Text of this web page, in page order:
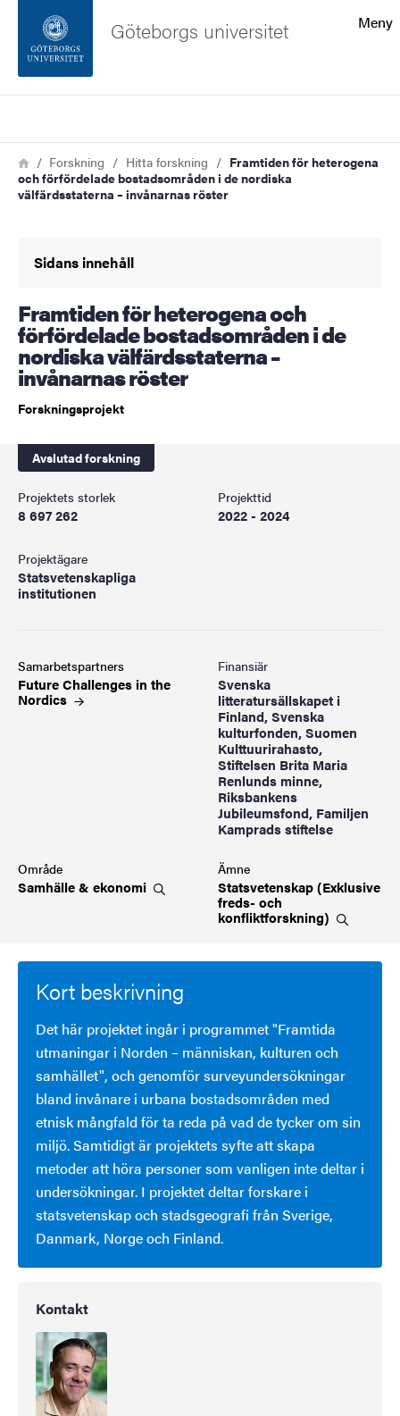
Sidfoten
Om webbplatsen
Meny
Göteborgs universitet
Länkstig
HemForskning Hitta forskning
Framtiden för heterogena
och förfördelade bostadsområden i de nordiska
välfärdsstaterna – invånarnas röster
Sidans innehåll
Framtiden för heterogena och
förfördelade bostadsområden i de
nordiska välfärdsstaterna –
invånarnas röster
Forskningsprojekt
Avslutad forskning
Projektets storlek
8 697 262
Projekttid
2022 - 2024
Projektägare
Statsvetenskapliga
institutionen
Samarbetspartners
Future Challenges in the
Nordics
Finansiär
Svenska
litteratursällskapet i
Finland, Svenska
kulturfonden, Suomen
Kulttuurirahasto,
Stiftelsen Brita Maria
Renlunds minne,
Riksbankens
Jubileumsfond, Familjen
Kamprads stiftelse
Område
Samhälle & ekonomi
Ämne
Statsvetenskap (Exklusive
freds- och
konfliktforskning)
Kort beskrivning
Det här projektet ingår i programmet "Framtida
utmaningar i Norden – människan, kulturen och
samhället", och genomför surveyundersökningar
bland invånare i urbana bostadsområden med
etnisk mångfald för ta reda på vad de tycker om sin
miljö. Samtidigt är projektets syfte att skapa
metoder att höra personer som vanligen inte deltar i
undersökningar. I projektet deltar forskare i
statsvetenskap och stadsgeografi från Sverige,
Danmark, Norge och Finland.
Kontakt